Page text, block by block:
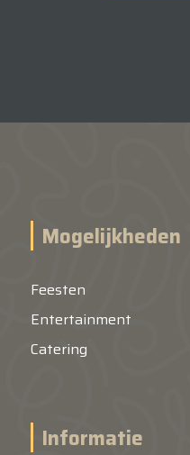
Mogelijkheden
Feesten
Entertainment
Catering
Informatie